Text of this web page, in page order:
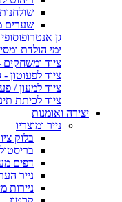
שולחנות
שערים
גן אנטרופוסופי
ימי הולדת
ציוד ומשחקים
ציוד לפעוטון - גילאי
ציוד למעון / פעוטון -
ציוד לכיתת תינוקות
יצירה ואומנות
נייר ומוצריו
בלוק
דפים
נייר
ניירות